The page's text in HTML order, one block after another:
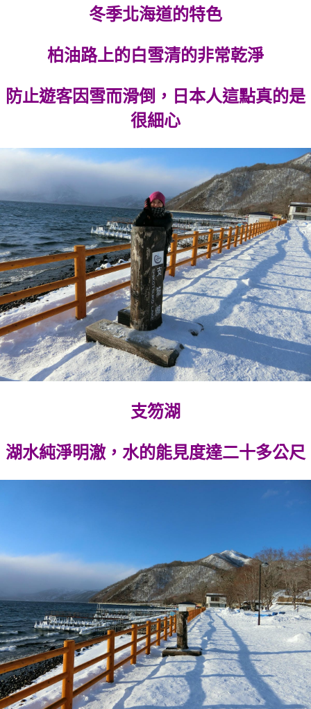
冬季北海道的特色
柏油路上的白雪清的非常乾淨
防止遊客因雪而滑倒，日本人這點真的是
很細心
支笏湖
湖水純淨明澈，水的能見度達二十多公尺